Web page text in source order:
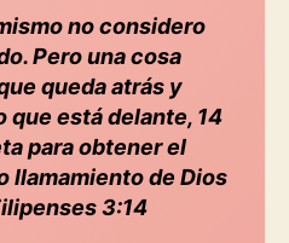
no considero
Pero una cosa
queda atrás y
que está delante, 14
para obtener el
llamamiento de Dios
3:14